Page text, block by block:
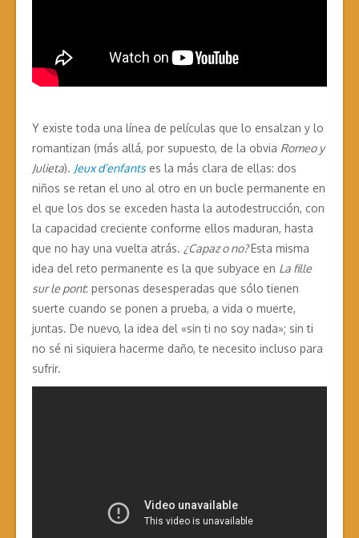
Y existe toda una línea de películas que lo ensalzan y lo
romantizan (más allá, por supuesto, de la obvia Romeo y
Julieta). Jeux d’enfantses la más clara de ellas: dos
niños se retan el uno al otro en un bucle permanente en
el que los dos se exceden hasta la autodestrucción, con
la capacidad creciente conforme ellos maduran, hasta
que no hay una vuelta atrás. ¿Capaz o no?Esta misma
idea del reto permanente es la que subyace en La fille
sur le pont: personas desesperadas que sólo tienen
suerte cuando se ponen a prueba, a vida o muerte,
juntas. De nuevo, la idea del «sin ti no soy nada»; sin ti
no sé ni siquiera hacerme daño, te necesito incluso para
sufrir.